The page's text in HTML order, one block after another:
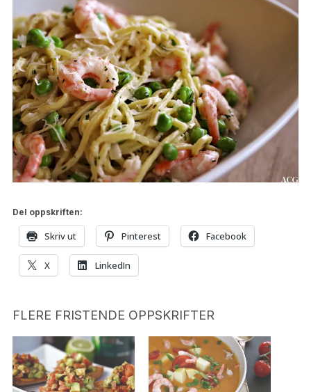
Del oppskriften:
Skriv ut Pinterest Facebook
X LinkedIn
FLERE FRISTENDE OPPSKRIFTER